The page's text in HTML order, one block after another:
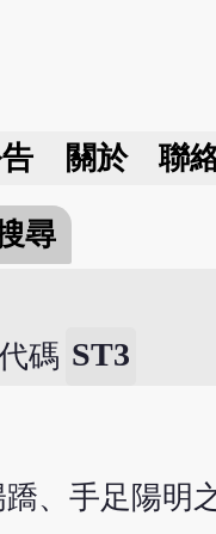
關於 聯
尋
碼 ST3
、手足陽明